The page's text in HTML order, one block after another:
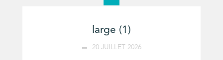
large (1)
20 JUILLET 2026